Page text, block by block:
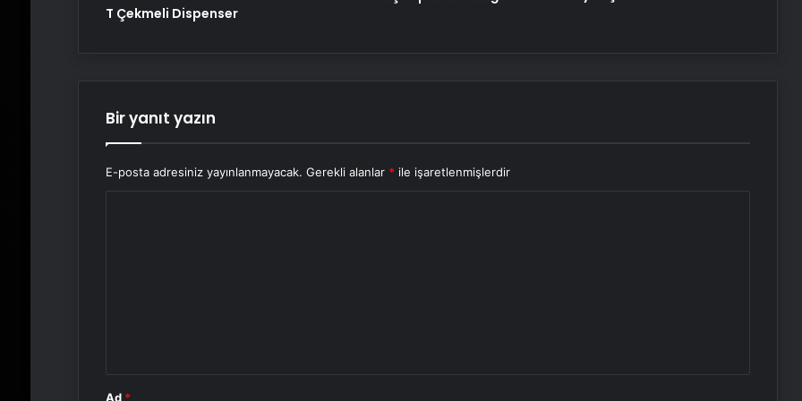
T Çekmeli Dispenser
Bir yanıt yazın
E-posta adresiniz yayınlanmayacak. Gerekli alanlar * ile işaretlenmişlerdir
Ad *